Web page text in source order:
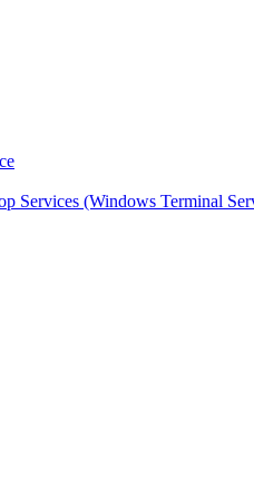
Services (Windows Terminal